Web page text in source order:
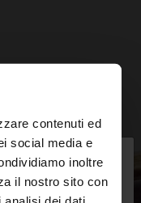
contenuti ed
social media e
inoltre
il nostro sito con
×